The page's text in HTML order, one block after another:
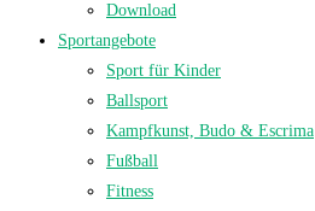
Download
Sportangebote
Sport für Kinder
Ballsport
Kampfkunst, Budo & Escrima
Fußball
Fitness